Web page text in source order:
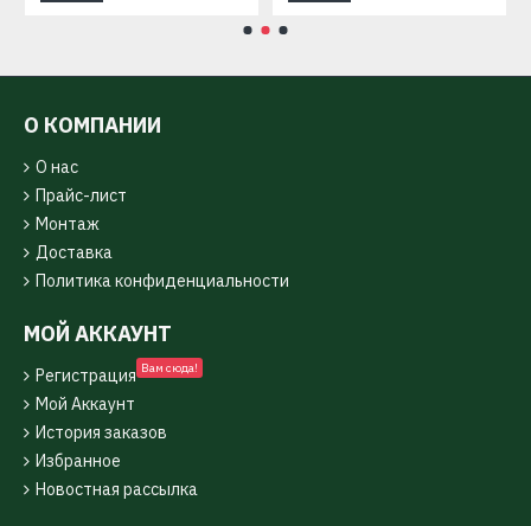
О КОМПАНИИ
О нас
Прайс-лист
Монтаж
Доставка
Политика конфиденциальности
МОЙ АККАУНТ
Регистрация Вам сюда!
Мой Аккаунт
История заказов
Избранное
Новостная рассылка